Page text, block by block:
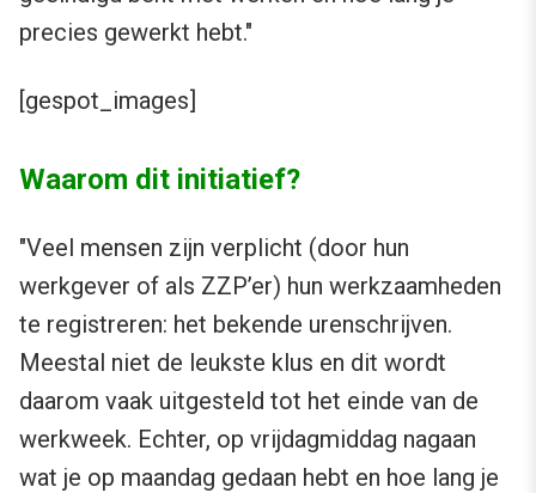
precies gewerkt hebt."
[gespot_images]
Waarom dit initiatief?
"Veel mensen zijn verplicht (door hun
werkgever of als ZZP’er) hun werkzaamheden
te registreren: het bekende urenschrijven.
Meestal niet de leukste klus en dit wordt
daarom vaak uitgesteld tot het einde van de
werkweek. Echter, op vrijdagmiddag nagaan
wat je op maandag gedaan hebt en hoe lang je